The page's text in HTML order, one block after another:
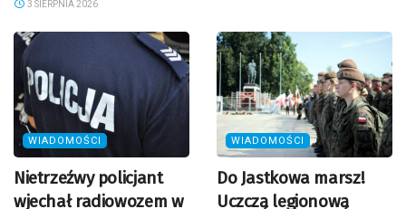
3 SIERPNIA 2026
WIADOMOŚCI
Nietrzeźwy policjant
wjechał radiowozem w
WIADOMOŚCI
Do Jastkowa marsz!
Uczczą legionową